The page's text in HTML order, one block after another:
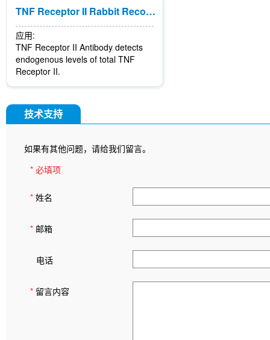
TNF Receptor II Rabbit Recombinant mAb
应用:
TNF Receptor II Antibody detects
endogenous levels of total TNF
Receptor II.
技术支持
如果有其他问题，请给我们留言。
* 必填项
* 姓名
* 邮箱
电话
* 留言内容